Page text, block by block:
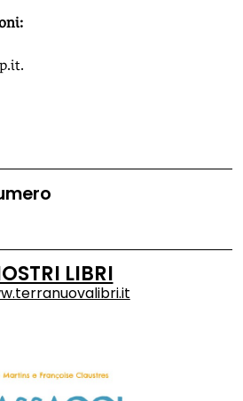
.
LIBRI